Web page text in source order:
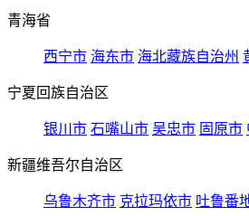
青海省
西宁市 海东市 海北藏族自治州
宁夏回族自治区
银川市 石嘴山市 吴忠市 固原市
新疆维吾尔自治区
乌鲁木齐市 克拉玛依市 吐鲁番